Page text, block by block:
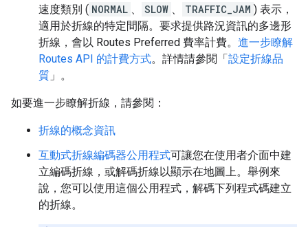
速度類別 ( NORMAL 、 SLOW 、 TRAFFIC_JAM ) 表示，
適用於折線的特定間隔。要求提供路況資訊的多邊形
折線，會以 Routes Preferred 費率計費。 進一步瞭解
Routes API 的計費方式。詳情請參閱「設定折線品
質 」。
如要進一步瞭解折線，請參閱：
折線的概念資訊
互動式折線編碼器公用程式可讓您在使用者介面中建
立編碼折線，或解碼折線以顯示在地圖上。舉例來
說，您可以使用這個公用程式，解碼下列程式碼建立
的折線。